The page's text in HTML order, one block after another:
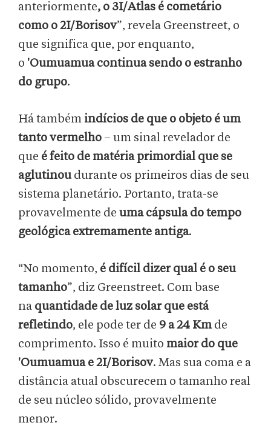
anteriormente, o 3I/Atlas é cometário
como o 2I/Borisov”, revela Greenstreet, o
que significa que, por enquanto,
o 'Oumuamua continua sendo o estranho
do grupo.
Há também indícios de que o objeto é um
tanto vermelho – um sinal revelador de
que é feito de matéria primordial que se
aglutinoudurante os primeiros dias de seu
sistema planetário. Portanto, trata-se
provavelmente de uma cápsula do tempo
geológica extremamente antiga.
“No momento, é difícil dizer qual é o seu
tamanho”, diz Greenstreet. Com base
na quantidade de luz solar que está
refletindo, ele pode ter de 9 a 24 Kmde
comprimento. Isso é muito maior do que
'Oumuamua e 2I/Borisov. Mas sua coma e a
distância atual obscurecem o tamanho real
de seu núcleo sólido, provavelmente
menor.